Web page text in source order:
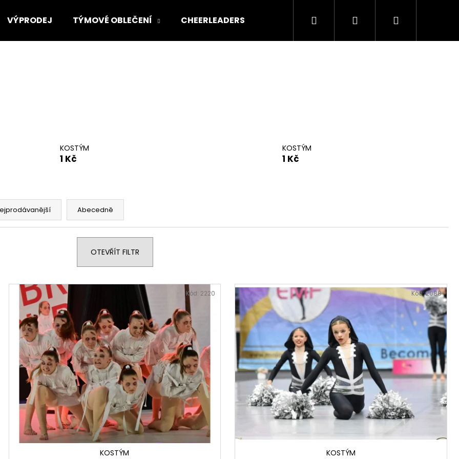
VÝPRODEJ TÝMOVÉ OBLEČENÍ CHEERLEADERS Taneční kostýmy a doplňky
Hledat PřihlášeníNákupní
KOSTÝM
1 Kč
KOSTÝM
1 Kč
Abecedně
OTEVŘÍT FILTR
KOSTÝM
Kód: 2220
KOSTÝM
Kód:2088
Doporučujeme